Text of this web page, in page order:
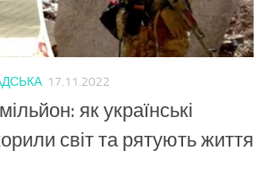
17.11.2022
як українські
світ та рятують життя